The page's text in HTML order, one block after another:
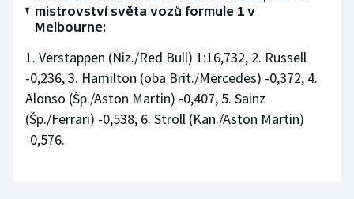
mistrovství světa vozů formule 1 v
Melbourne:
1. Verstappen (Niz./Red Bull) 1:16,732, 2. Russell
-0,236, 3. Hamilton (oba Brit./Mercedes) -0,372, 4.
Alonso (Šp./Aston Martin) -0,407, 5. Sainz
(Šp./Ferrari) -0,538, 6. Stroll (Kan./Aston Martin)
-0,576.